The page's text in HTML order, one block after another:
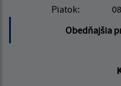
Piatok:
Obedňajšia